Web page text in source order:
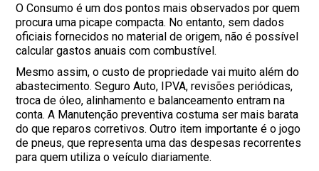
O Consumo é um dos pontos mais observados por quem
procura uma picape compacta. No entanto, sem dados
oficiais fornecidos no material de origem, não é possível
calcular gastos anuais com combustível.
Mesmo assim, o custo de propriedade vai muito além do
abastecimento. Seguro Auto, IPVA, revisões periódicas,
troca de óleo, alinhamento e balanceamento entram na
conta. A Manutenção preventiva costuma ser mais barata
do que reparos corretivos. Outro item importante é o jogo
de pneus, que representa uma das despesas recorrentes
para quem utiliza o veículo diariamente.